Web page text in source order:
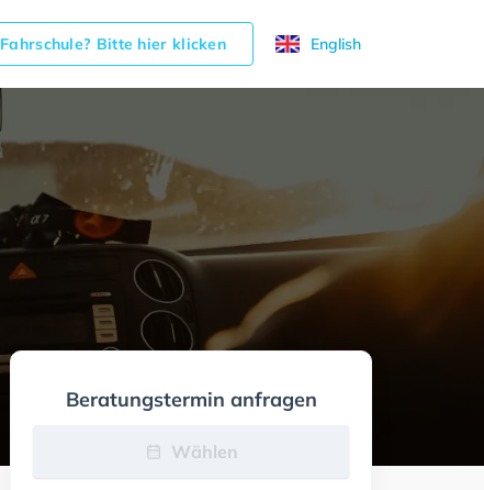
Fahrschule? Bitte hier klicken English
Beratungstermin anfragen
Wählen